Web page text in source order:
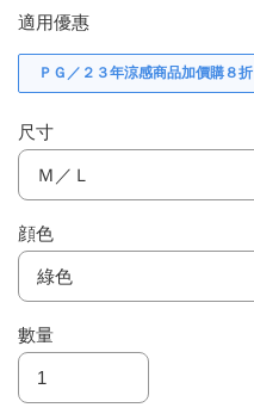
適用優惠
ＰＧ／２３年涼感商品加價購８折
尺寸
顔色
數量